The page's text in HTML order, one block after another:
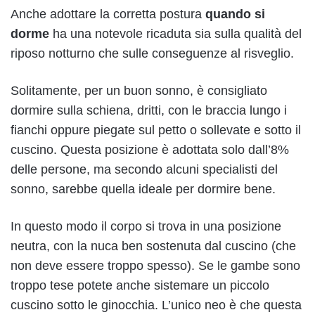
Anche adottare la corretta postura quando si
dorme ha una notevole ricaduta sia sulla qualità del
riposo notturno che sulle conseguenze al risveglio.
Solitamente, per un buon sonno, è consigliato
dormire sulla schiena, dritti, con le braccia lungo i
fianchi oppure piegate sul petto o sollevate e sotto il
cuscino. Questa posizione è adottata solo dall’8%
delle persone, ma secondo alcuni specialisti del
sonno, sarebbe quella ideale per dormire bene.
In questo modo il corpo si trova in una posizione
neutra, con la nuca ben sostenuta dal cuscino (che
non deve essere troppo spesso). Se le gambe sono
troppo tese potete anche sistemare un piccolo
cuscino sotto le ginocchia. L’unico neo è che questa